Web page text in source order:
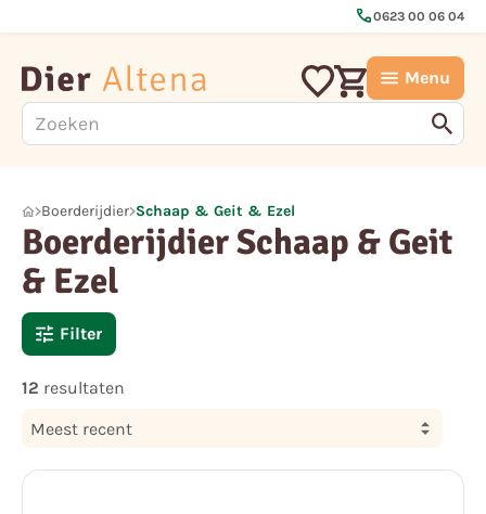
call0623 00 06 04
Menu
Boerderijdier Schaap & Geit & Ezel
Boerderijdier Schaap & Geit
& Ezel
Filter
12 resultaten
Meest recent